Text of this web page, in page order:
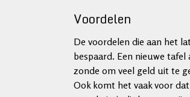
Voordelen
De voordelen die aan het
bespaard. Een nieuwe
zonde om veel geld uit te
Ook komt het vaak voor